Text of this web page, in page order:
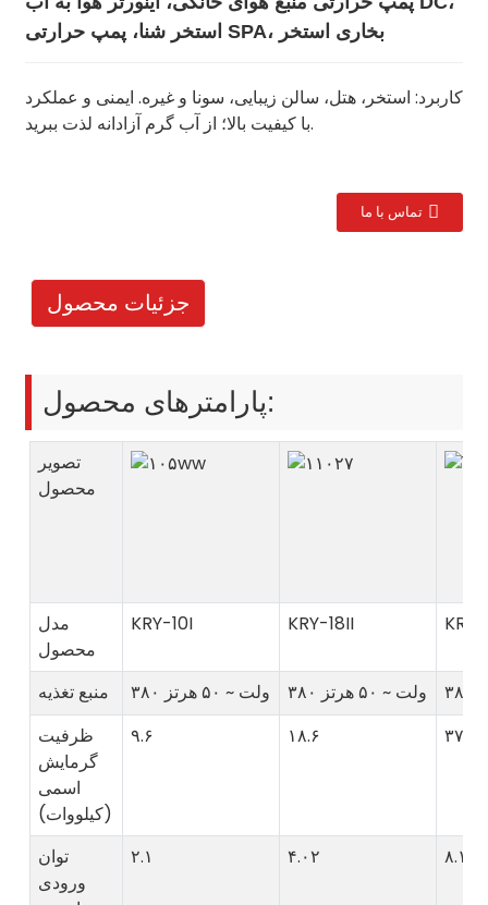
استخر شنا، پمپ حرارتی SPA، بخاری استخر
کاربرد: استخر، هتل، سالن زیبایی، سونا و غیره. ایمنی و عملکرد
با کیفیت بالا؛ از آب گرم آزادانه لذت ببرید.
تماس با ما
جزئیات محصول
پارامترهای محصول:
تصویر
محصول
مدل
محصول
KRY-10I KRY-18II
منبع تغذیه ۳۸۰ ولت ~ ۵۰ هرتز
۳۸۰ ولت ~ ۵۰ هرتز
ظرفیت
گرمایش
اسمی
(کیلووات)
۹.۶ ۱۸.۶ ۳۷
توان
ورودی
۲.۱ ۴.۰۲ ۸.۱